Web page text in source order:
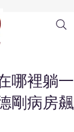
哪裡躺一
剛病房飆